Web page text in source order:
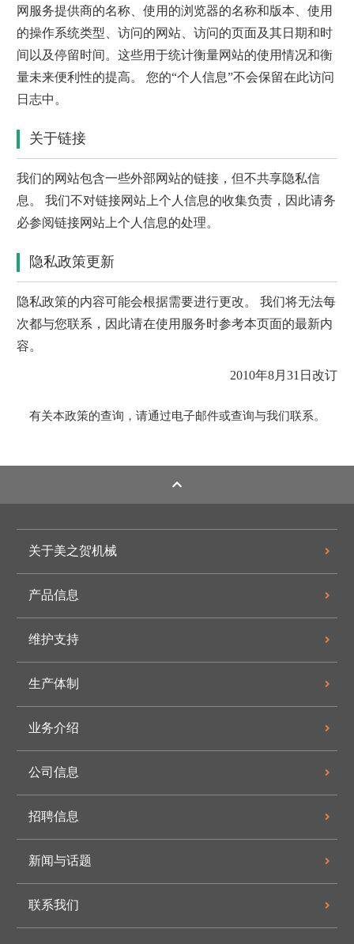
网服务提供商的名称、使用的浏览器的名称和版本、使用
的操作系统类型、访问的网站、访问的页面及其日期和时
间以及停留时间。这些用于统计衡量网站的使用情况和衡
量未来便利性的提高。 您的“个人信息”不会保留在此访问
日志中。
关于链接
我们的网站包含一些外部网站的链接，但不共享隐私信
息。 我们不对链接网站上个人信息的收集负责，因此请务
必参阅链接网站上个人信息的处理。
隐私政策更新
隐私政策的内容可能会根据需要进行更改。 我们将无法每
次都与您联系，因此请在使用服务时参考本页面的最新内
容。
2010年8月31日改订
有关本政策的查询，请通过电子邮件或查询与我们联系。
关于美之贺机械
产品信息
维护支持
生产体制
业务介绍
公司信息
招聘信息
新闻与话题
联系我们